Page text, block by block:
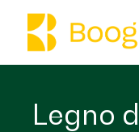
Legno